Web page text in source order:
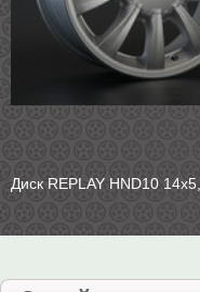
Диск REPLAY HND10